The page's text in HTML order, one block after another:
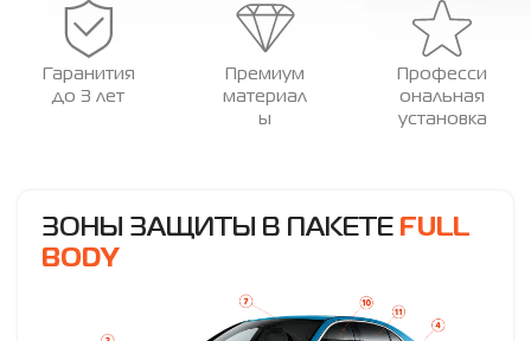
Гаранития
до 3 лет
Премиум
материал
ы
Професси
ональная
установка
ЗОНЫ ЗАЩИТЫ В ПАКЕТЕ FULL
BODY